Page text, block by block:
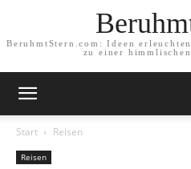
BeruhmtStern.com: Ideen
zu einer
Start Reisen
Reisen